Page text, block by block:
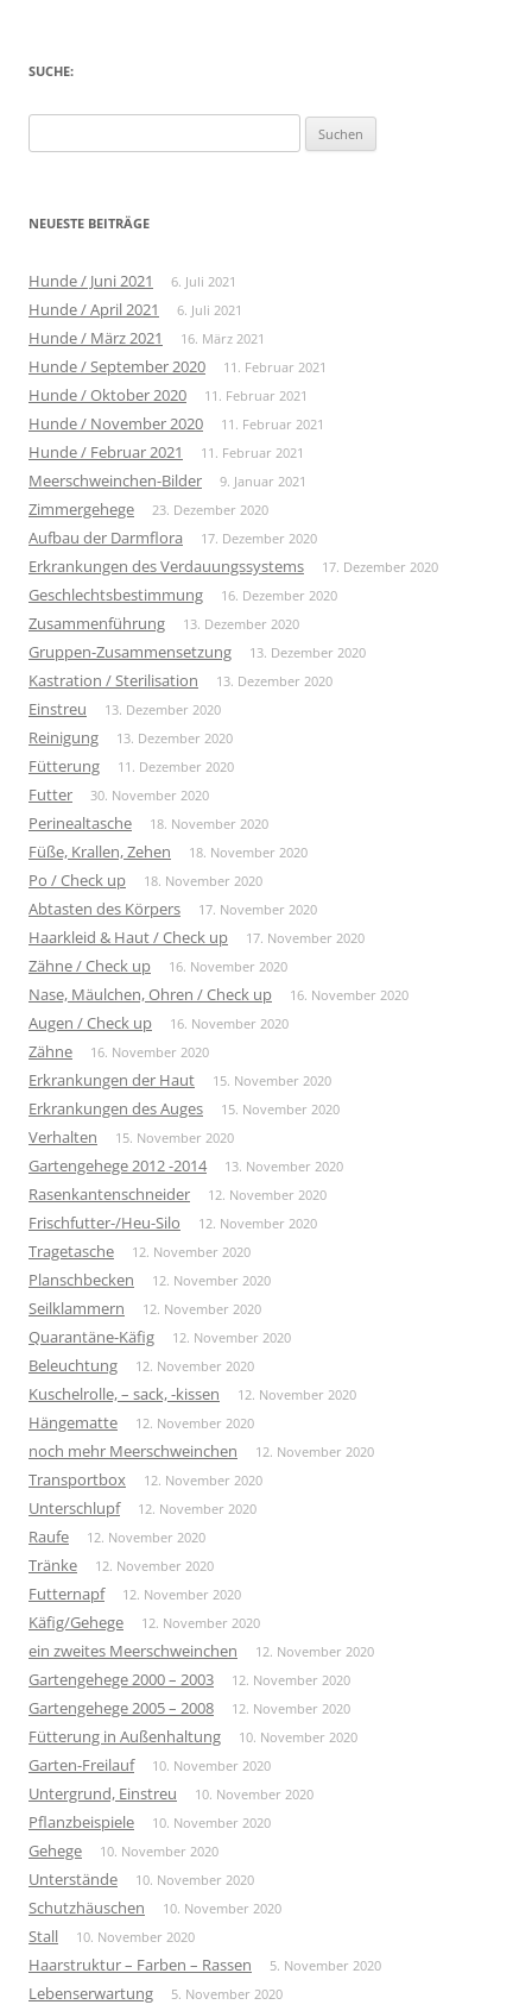
SUCHE:
nach:
NEUESTE BEITRÄGE
Hunde / Juni 2021 6. Juli 2021
Hunde / April 2021 6. Juli 2021
Hunde / März 2021 16. März 2021
Hunde / September 2020 11. Februar 2021
Hunde / Oktober 2020 11. Februar 2021
Hunde / November 2020 11. Februar 2021
Hunde / Februar 2021 11. Februar 2021
Meerschweinchen-Bilder 9. Januar 2021
Zimmergehege 23. Dezember 2020
Aufbau der Darmflora 17. Dezember 2020
Erkrankungen des Verdauungssystems 17. Dezember 2020
Geschlechtsbestimmung 16. Dezember 2020
Zusammenführung 13. Dezember 2020
Gruppen-Zusammensetzung 13. Dezember 2020
Kastration / Sterilisation 13. Dezember 2020
Einstreu 13. Dezember 2020
Reinigung 13. Dezember 2020
Fütterung 11. Dezember 2020
Futter 30. November 2020
Perinealtasche 18. November 2020
Füße, Krallen, Zehen 18. November 2020
Po / Check up 18. November 2020
Abtasten des Körpers 17. November 2020
Haarkleid & Haut / Check up 17. November 2020
Zähne / Check up 16. November 2020
Nase, Mäulchen, Ohren / Check up 16. November 2020
Augen / Check up 16. November 2020
Zähne 16. November 2020
Erkrankungen der Haut 15. November 2020
Erkrankungen des Auges 15. November 2020
Verhalten 15. November 2020
Gartengehege 2012 -2014 13. November 2020
Rasenkantenschneider 12. November 2020
Frischfutter-/Heu-Silo 12. November 2020
Tragetasche 12. November 2020
Planschbecken 12. November 2020
Seilklammern 12. November 2020
Quarantäne-Käfig 12. November 2020
Beleuchtung 12. November 2020
Kuschelrolle, – sack, -kissen 12. November 2020
Hängematte 12. November 2020
noch mehr Meerschweinchen 12. November 2020
Transportbox 12. November 2020
Unterschlupf 12. November 2020
Raufe 12. November 2020
Tränke 12. November 2020
Futternapf 12. November 2020
Käfig/Gehege 12. November 2020
ein zweites Meerschweinchen 12. November 2020
Gartengehege 2000 – 2003 12. November 2020
Gartengehege 2005 – 2008 12. November 2020
Fütterung in Außenhaltung 10. November 2020
Garten-Freilauf 10. November 2020
Untergrund, Einstreu 10. November 2020
Pflanzbeispiele 10. November 2020
Gehege 10. November 2020
Unterstände 10. November 2020
Schutzhäuschen 10. November 2020
Stall 10. November 2020
Haarstruktur – Farben – Rassen 5. November 2020
Lebenserwartung 5. November 2020